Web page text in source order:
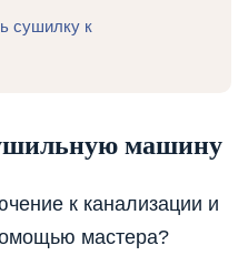
сушилку к
машину
к канализации и
мастера?